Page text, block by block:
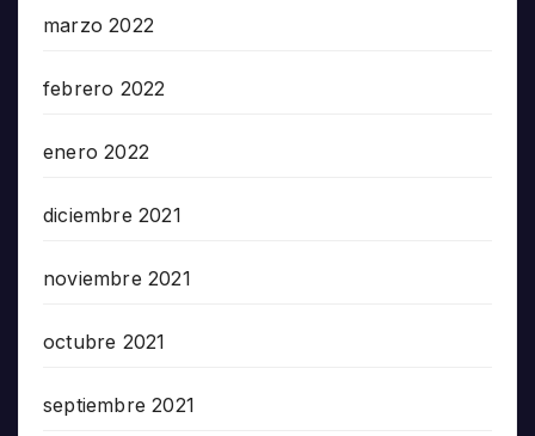
marzo 2022
febrero 2022
enero 2022
diciembre 2021
noviembre 2021
octubre 2021
septiembre 2021